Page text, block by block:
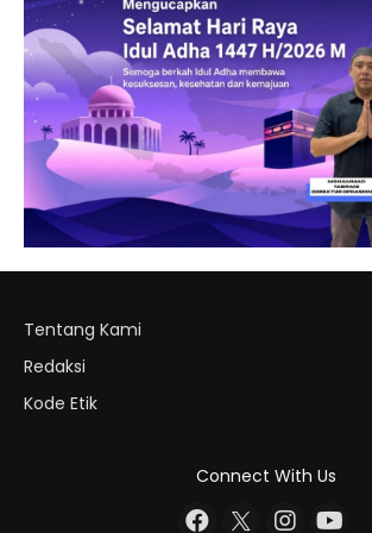
Tentang Kami
Redaksi
Kode Etik
Connect With Us